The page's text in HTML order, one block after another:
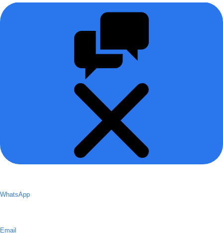
WhatsApp
Email